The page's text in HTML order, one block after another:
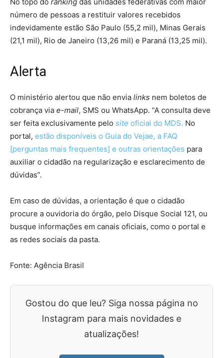
número de pessoas a restituir valores recebidos
indevidamente estão São Paulo (55,2 mil), Minas Gerais
(21,1 mil), Rio de Janeiro (13,26 mil) e Paraná (13,25 mil).
Alerta
O ministério alertou que não envia links nem boletos de
cobrança via e-mail, SMS ou WhatsApp. “A consulta deve
ser feita exclusivamente pelo site oficial do MDS. No
portal, estão disponíveis o Guia do Vejae, a FAQ
[perguntas mais frequentes] e outras orientações para
auxiliar o cidadão na regularização e esclarecimento de
dúvidas”.
Em caso de dúvidas, a orientação é que o cidadão
procure a ouvidoria do órgão, pelo Disque Social 121, ou
busque informações em canais oficiais, como o portal e
as redes sociais da pasta.
Fonte: Agência Brasil
Gostou do que leu? Siga nossa página no
Instagram para mais novidades e
atualizações!